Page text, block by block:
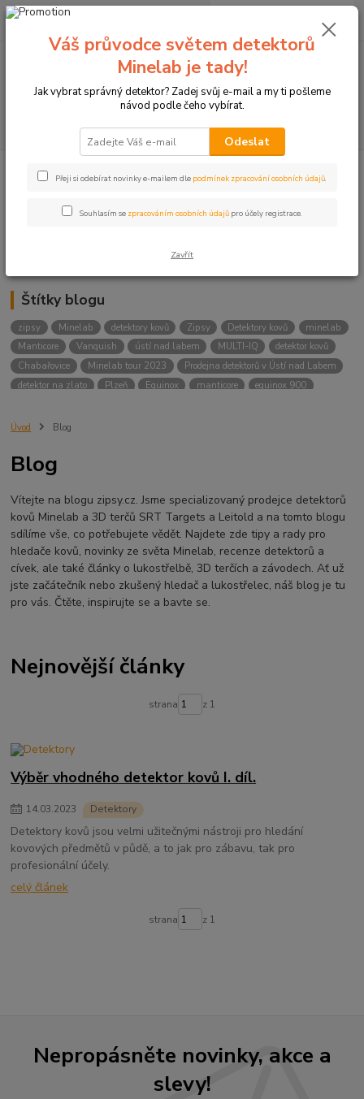
+420774877333
0 Kč
Kategorie blogu
Detektory
Štítky blogu
zipsy Minelab detektory kovů Zipsy Detektory kovů
minelab
Manticore
Vanquish ústí nad labem MULTI-IQ
detektor kovů
Chabařovice
Minelab tour 2023
Prodejna detektorů v Ústí nad Labem
detektor na zlato
Plzeň Equinox manticore
equinox 900
Sraz detektorářů
ÚSTÍ NAD LABEM
Jídlo na cesty
Mníšek u Liberece Karlovy Vary
Equinox 900
Soutěž o detektor
Severní Čechy
hledání pokladů
technologie Multi IQ
Úvod Blog
Blog
Vítejte na blogu zipsy.cz. Jsme specializovaný prodejce detektorů
kovů Minelab a 3D terčů SRT Targets a Leitold a na tomto blogu
sdílíme vše, co potřebujete vědět. Najdete zde tipy a rady pro
hledače kovů, novinky ze světa Minelab, recenze detektorů a
cívek, ale také články o lukostřelbě, 3D terčích a závodech. Ať už
jste začátečník nebo zkušený hledač a lukostřelec, náš blog je tu
pro vás. Čtěte, inspirujte se a bavte se.
Nejnovější články
strana z 1
Výběr vhodného detektor kovů I. díl.
14.03.2023 Detektory
Detektory kovů jsou velmi užitečnými nástroji pro hledání
kovových předmětů v půdě, a to jak pro zábavu, tak pro
profesionální účely.
celý článek
strana z 1
Nepropásněte novinky, akce a
slevy!
Váš průvodce světem detektorů
Minelab je tady!
Jak vybrat správný detektor? Zadej svůj e-mail a my ti pošleme
návod podle čeho vybírat.
Odeslat
Přeji si odebírat novinky e-mailem dle podmínek zpracování osobních údajů.
Souhlasím se zpracováním osobních údajů pro účely registrace.
Zavřít